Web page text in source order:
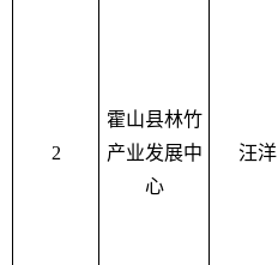
2
霍山县林竹
产业发展中
心
汪洋